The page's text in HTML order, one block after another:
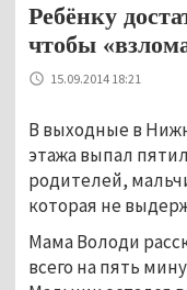
Ребёнку
чтобы
15.09.2014 18:21
В выходные в
этажа выпал
родителей,
которая не
Мама Володи
всего на пять